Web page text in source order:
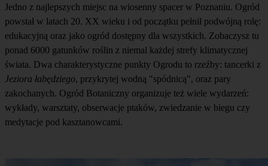
Jedno z najlepszych miejsc na wiosenny spacer w Poznaniu. Ogród
powstał w latach 20. XX wieku i od początku pełnił podwójną rolę:
edukacyjną oraz jako ogród dostępny dla wszystkich. Zobaczysz tu
ponad 6000 gatunków roślin z niemal każdej strefy klimatycznej
świata. Dwa charakterystyczne punkty Ogrodu to rzeźby: tancerki z
Jeziora łabędziego, przykrytej wodną "spódnicą", oraz pary
zakochanych. Ogród Botaniczny organizuje też wiele wydarzeń:
wykłady, warsztaty, obserwacje ptaków, zwiedzanie w biegu czy
medytacje pod kasztanowcami.